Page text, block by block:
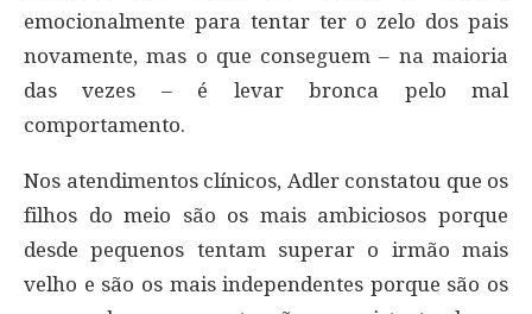
emocionalmente para tentar ter o zelo dos pais
novamente, mas o que conseguem – na maioria
das vezes – é levar bronca pelo mal
comportamento.
Nos atendimentos clínicos, Adler constatou que os
filhos do meio são os mais ambiciosos porque
desde pequenos tentam superar o irmão mais
velho e são os mais independentes porque são os